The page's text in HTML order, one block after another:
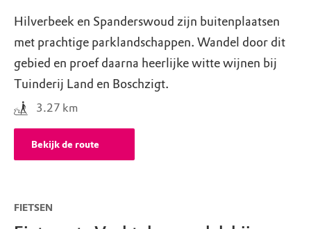
Hilverbeek en Spanderswoud zijn buitenplaatsen
met prachtige parklandschappen. Wandel door dit
gebied en proef daarna heerlijke witte wijnen bij
Tuinderij Land en Boschzigt.
3.27 km
Bekijk de route
FIETSEN